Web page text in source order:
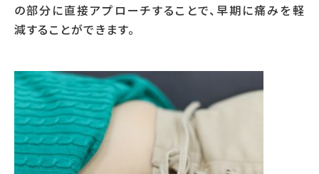
の部分に直接アプローチすることで、早期に痛みを軽
減することができます。